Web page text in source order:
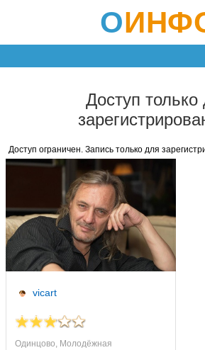
О
Доступ только
Доступ ограничен. Запись только для
vicart
Одинцово, Молодёжная